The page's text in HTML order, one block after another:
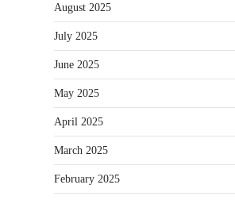
August 2025
July 2025
June 2025
May 2025
April 2025
March 2025
February 2025